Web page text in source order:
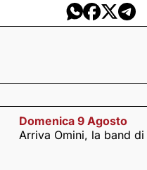
Domenica 9 Agosto
Arriva Omini, la band